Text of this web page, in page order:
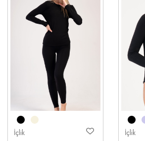
İçlik İçlik